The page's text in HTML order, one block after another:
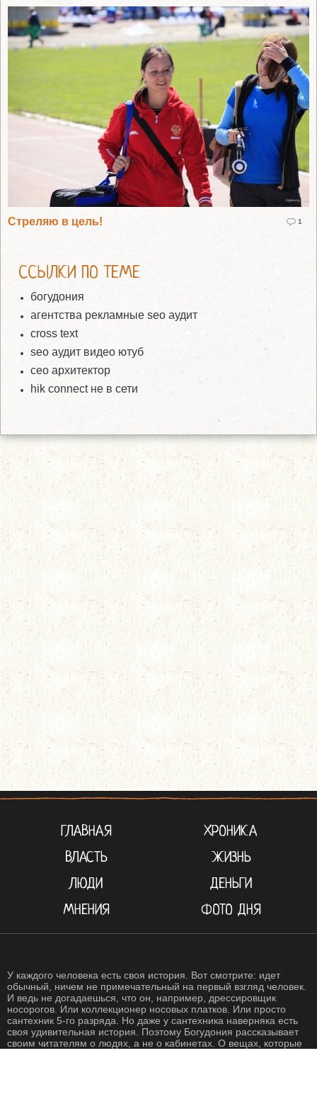
Стреляю в цель! 1
ССЫЛКИ ПО ТЕМЕ
богудония
агентства рекламные seo аудит
cross text
seo аудит видео ютуб
сео архитектор
hik connect не в сети
ГЛАВНАЯ
ХРОНИКА
ВЛАСТЬ
ЖИЗНЬ
ЛЮДИ
ДЕНЬГИ
МНЕНИЯ
ФОТО ДНЯ
У каждого человека есть своя история. Вот смотрите: идет
обычный, ничем не примечательный на первый взгляд человек.
И ведь не догадаешься, что он, например, дрессировщик
носорогов. Или коллекционер носовых платков. Или просто
сантехник 5-го разряда. Но даже у сантехника наверняка есть
своя удивительная история. Поэтому Богудония рассказывает
своим читателям о людях, а не о кабинетах. О вещах, которые